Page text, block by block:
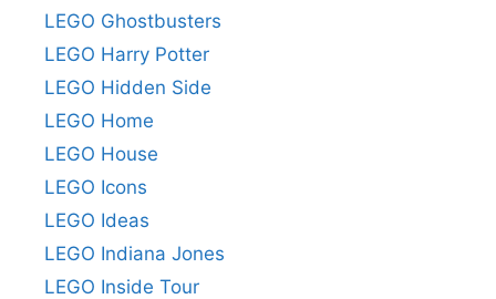
LEGO Ghostbusters
LEGO Harry Potter
LEGO Hidden Side
LEGO Home
LEGO House
LEGO Icons
LEGO Ideas
LEGO Indiana Jones
LEGO Inside Tour